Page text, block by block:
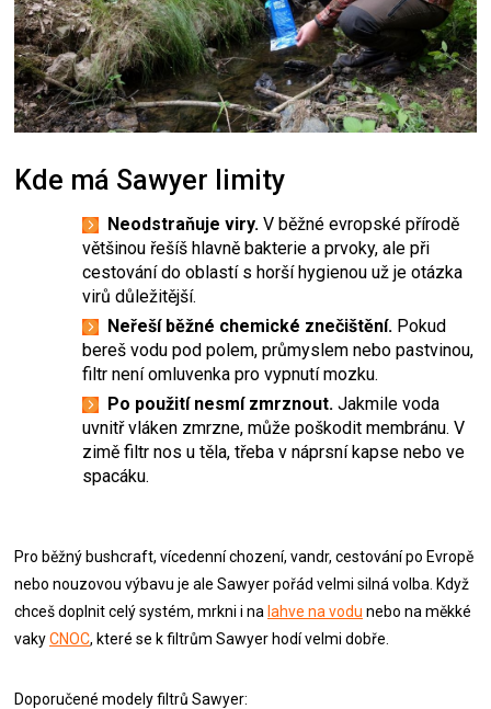
Kde má Sawyer limity
Neodstraňuje viry. V běžné evropské přírodě
většinou řešíš hlavně bakterie a prvoky, ale při
cestování do oblastí s horší hygienou už je otázka
virů důležitější.
Neřeší běžné chemické znečištění. Pokud
bereš vodu pod polem, průmyslem nebo pastvinou,
filtr není omluvenka pro vypnutí mozku.
Po použití nesmí zmrznout. Jakmile voda
uvnitř vláken zmrzne, může poškodit membránu. V
zimě filtr nos u těla, třeba v náprsní kapse nebo ve
spacáku.
Pro běžný bushcraft, vícedenní chození, vandr, cestování po Evropě
nebo nouzovou výbavu je ale Sawyer pořád velmi silná volba. Když
chceš doplnit celý systém, mrkni i na lahve na vodu nebo na měkké
vakyCNOC, které se k filtrům Sawyer hodí velmi dobře.
Doporučené modely filtrů Sawyer: